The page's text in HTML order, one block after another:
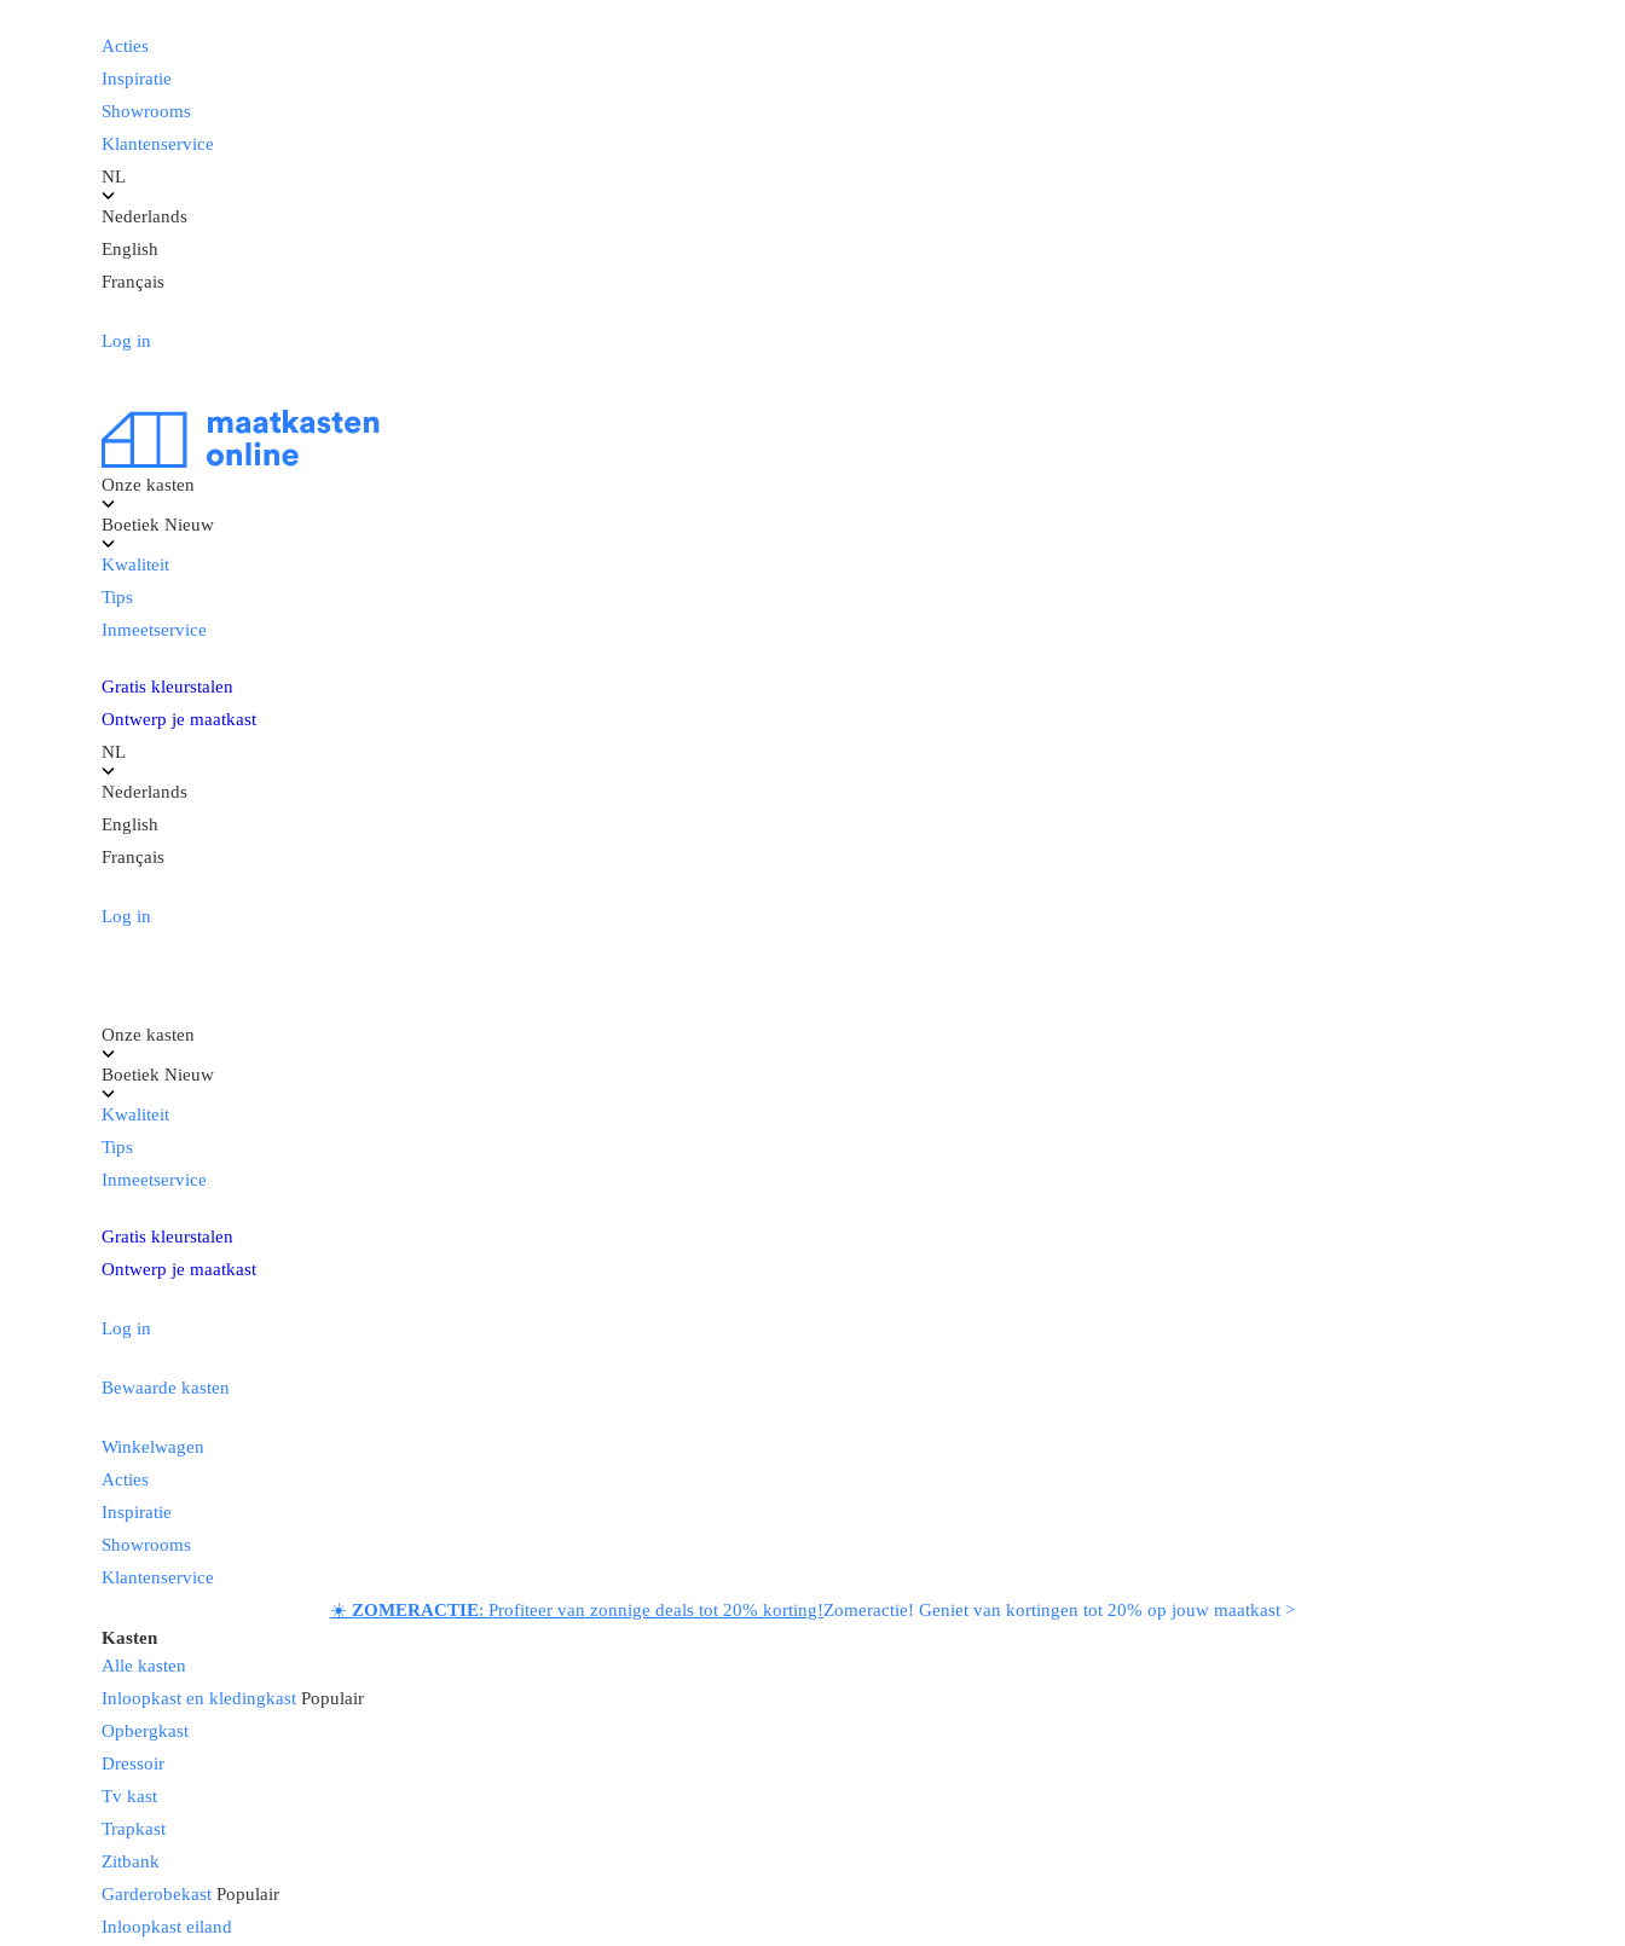
Acties
Inspiratie
Showrooms
Klantenservice
NL
Nederlands
English
Français
Log in
Onze kasten
Boetiek Nieuw
Kwaliteit
Tips
Inmeetservice
Gratis kleurstalen
Ontwerp je maatkast
NL
Nederlands
English
Français
Log in
Onze kasten
Boetiek Nieuw
Kwaliteit
Tips
Inmeetservice
Gratis kleurstalen
Ontwerp je maatkast
Log in
Bewaarde kasten
Winkelwagen
Acties
Inspiratie
Showrooms
Klantenservice
☀️ ZOMERACTIE: Profiteer van zonnige deals tot 20% korting!Zomeractie! Geniet van kortingen tot 20% op jouw maatkast >
Kasten
Alle kasten
Inloopkast en kledingkast Populair
Opbergkast
Dressoir
Tv kast
Trapkast
Zitbank
Garderobekast Populair
Inloopkast eiland